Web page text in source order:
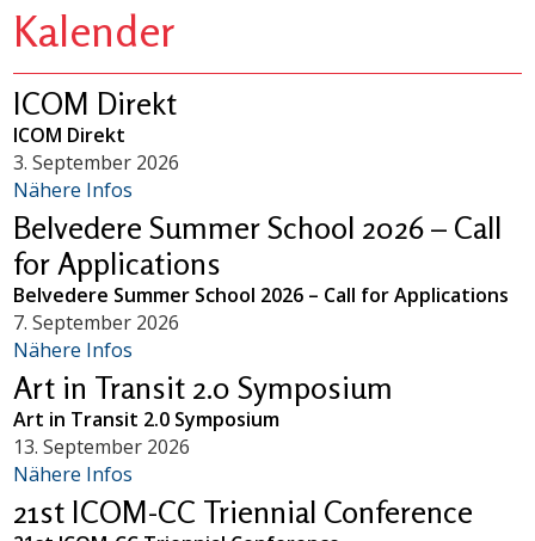
Kalender
ICOM Direkt
ICOM Direkt
3. September 2026
Nähere Infos
Belvedere Summer School 2026 – Call
for Applications
Belvedere Summer School 2026 – Call for Applications
7. September 2026
Nähere Infos
Art in Transit 2.0 Symposium
Art in Transit 2.0 Symposium
13. September 2026
Nähere Infos
21st ICOM-CC Triennial Conference